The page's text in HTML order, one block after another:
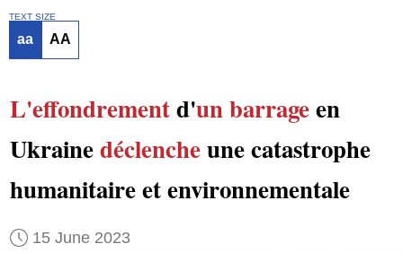
TEXT SIZE
aa AA
L'effondrementd'un barrageen
Ukrainedéclencheune catastrophe
humanitaire et environnementale
15 June 2023